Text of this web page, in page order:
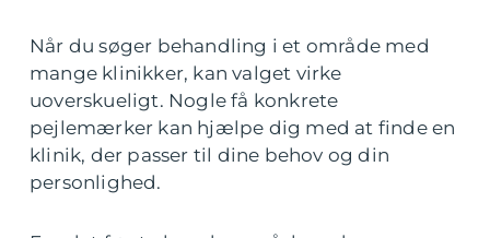
Når du søger behandling i et område med
mange klinikker, kan valget virke
uoverskueligt. Nogle få konkrete
pejlemærker kan hjælpe dig med at finde en
klinik, der passer til dine behov og din
personlighed.